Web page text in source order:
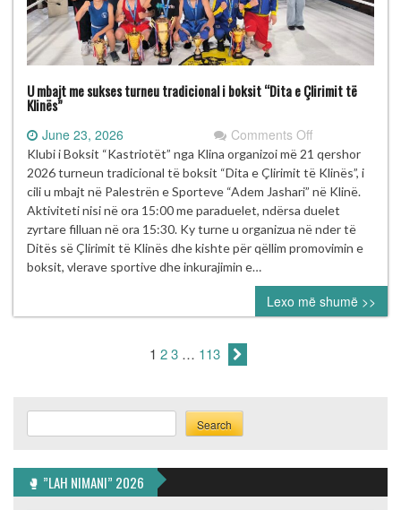
U mbajt me sukses turneu tradicional i boksit “Dita e Çlirimit të
Klinës”
June 23, 2026 Comments Offon
U
mbajt
me
sukses
turneu
tradicional
boksit
“Dita
e
Klubi i Boksit “Kastriotët” nga Klina organizoi më 21 qershor
2026 turneun tradicional të boksit “Dita e Çlirimit të Klinës”, i
cili u mbajt në Palestrën e Sporteve “Adem Jashari” në Klinë.
Aktiviteti nisi në ora 15:00 me paraduelet, ndërsa duelet
zyrtare filluan në ora 15:30. Ky turne u organizua në nder të
Ditës së Çlirimit të Klinës dhe kishte për qëllim promovimin e
boksit, vlerave sportive dhe inkurajimin e…
Lexo më shumë >>
1 23 … 113
Search
🥊 ”LAH NIMANI” 2026